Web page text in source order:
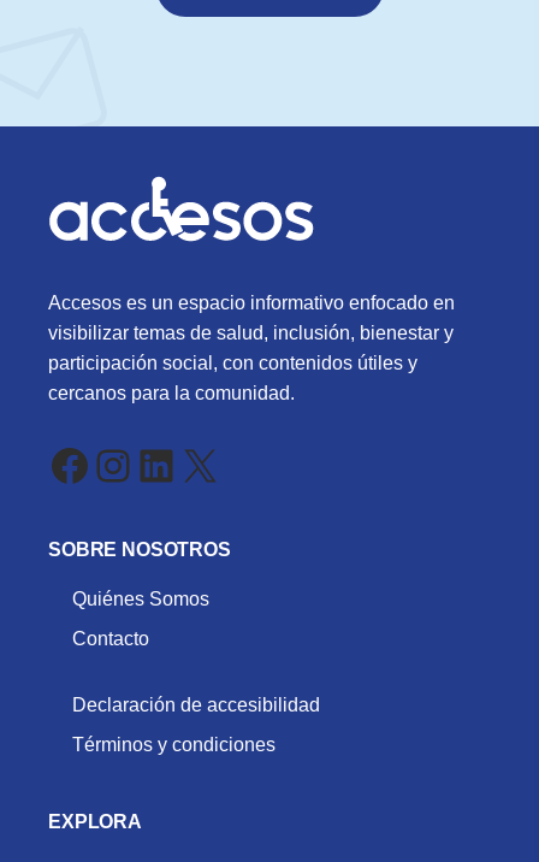
Accesos es un espacio informativo enfocado en
visibilizar temas de salud, inclusión, bienestar y
participación social, con contenidos útiles y
cercanos para la comunidad.
Facebook
Instagram
LinkedIn
X
SOBRE NOSOTROS
Quiénes Somos
Contacto
Declaración de accesibilidad
Términos y condiciones
EXPLORA